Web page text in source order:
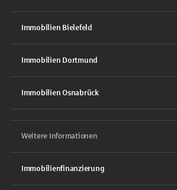
Immobilien Bielefeld
Immobilien Dortmund
Immobilien Osnabrück
Weitere Informationen
Immobilienfinanzierung